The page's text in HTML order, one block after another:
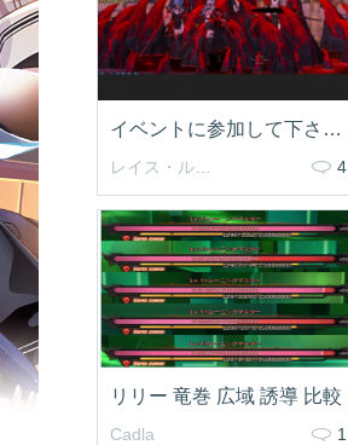
イベントに参加して下さった方々ありがとうございました(^^♪
レイス・ルミネスク 4
リリー 竜巻 広域 誘導 比較
Cadla 1